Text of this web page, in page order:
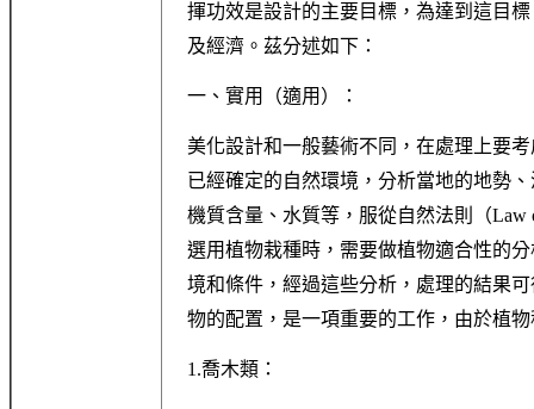
揮功效是設計的主要目標，為達到這目
及經濟。茲分述如下：
一、實用（適用）：
美化設計和一般藝術不同，在處理上要
已經確定的自然環境，分析當地的地勢
機質含量、水質等，服從自然法則（
選用植物栽種時，需要做植物適合性的
境和條件，經過這些分析，處理的結果
物的配置，是一項重要的工作，由於植
1.喬木類：